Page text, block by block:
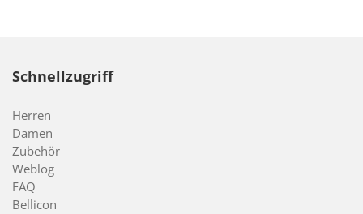
Schnellzugriff
Herren
Damen
Zubehör
Weblog
FAQ
Bellicon